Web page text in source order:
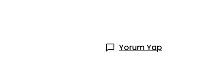
Yorum Yap